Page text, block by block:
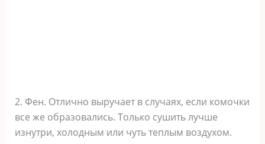
2. Фен. Отлично выручает в случаях, если комочки
все же образовались. Только сушить лучше
изнутри, холодным или чуть теплым воздухом.